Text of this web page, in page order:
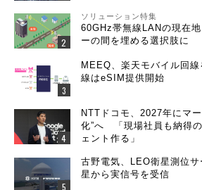
ソリューション特集
60GHz帯無線LANの現在
ーの間を埋める選択肢に
MEEQ、楽天モバイル回
線はeSIM提供開始
NTTドコモ、2027年にマ
化”へ 「現場社員も納得
ェント作る」
古野電気、LEO衛星測位
星から実信号を受信